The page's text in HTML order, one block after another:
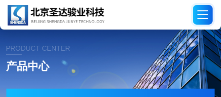
PRODUCT CENTER
产品中心